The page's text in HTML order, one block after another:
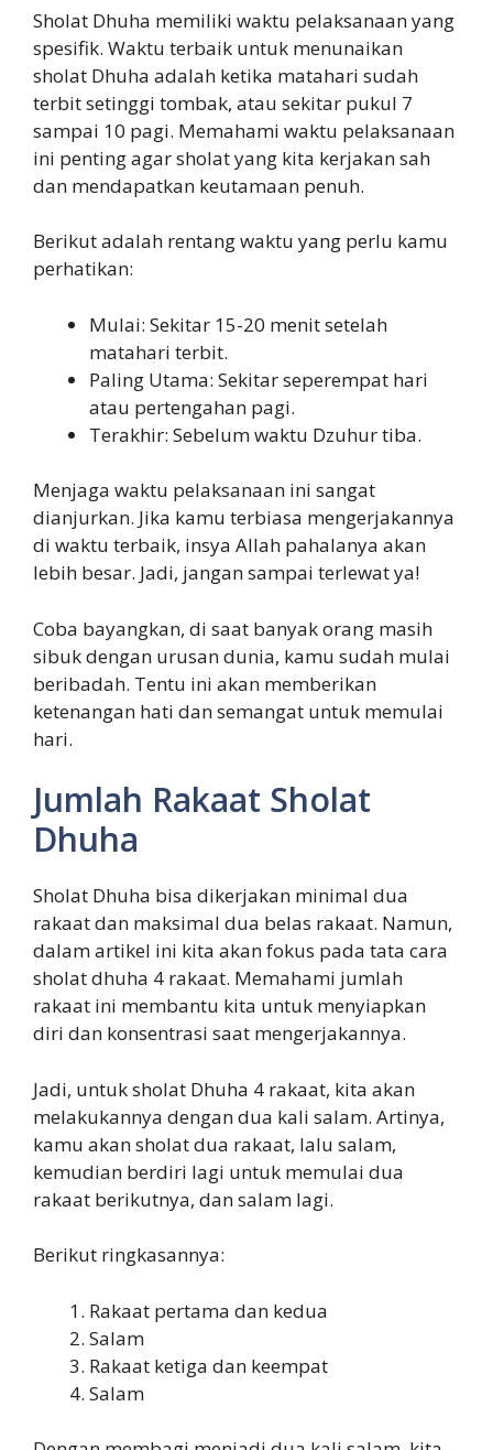
Sholat Dhuha memiliki waktu pelaksanaan yang
spesifik. Waktu terbaik untuk menunaikan
sholat Dhuha adalah ketika matahari sudah
terbit setinggi tombak, atau sekitar pukul 7
sampai 10 pagi. Memahami waktu pelaksanaan
ini penting agar sholat yang kita kerjakan sah
dan mendapatkan keutamaan penuh.
Berikut adalah rentang waktu yang perlu kamu
perhatikan:
Mulai: Sekitar 15-20 menit setelah
matahari terbit.
Paling Utama: Sekitar seperempat hari
atau pertengahan pagi.
Terakhir: Sebelum waktu Dzuhur tiba.
Menjaga waktu pelaksanaan ini sangat
dianjurkan. Jika kamu terbiasa mengerjakannya
di waktu terbaik, insya Allah pahalanya akan
lebih besar. Jadi, jangan sampai terlewat ya!
Coba bayangkan, di saat banyak orang masih
sibuk dengan urusan dunia, kamu sudah mulai
beribadah. Tentu ini akan memberikan
ketenangan hati dan semangat untuk memulai
hari.
Jumlah Rakaat Sholat
Dhuha
Sholat Dhuha bisa dikerjakan minimal dua
rakaat dan maksimal dua belas rakaat. Namun,
dalam artikel ini kita akan fokus pada tata cara
sholat dhuha 4 rakaat. Memahami jumlah
rakaat ini membantu kita untuk menyiapkan
diri dan konsentrasi saat mengerjakannya.
Jadi, untuk sholat Dhuha 4 rakaat, kita akan
melakukannya dengan dua kali salam. Artinya,
kamu akan sholat dua rakaat, lalu salam,
kemudian berdiri lagi untuk memulai dua
rakaat berikutnya, dan salam lagi.
Berikut ringkasannya:
Rakaat pertama dan kedua
Salam
Rakaat ketiga dan keempat
Salam